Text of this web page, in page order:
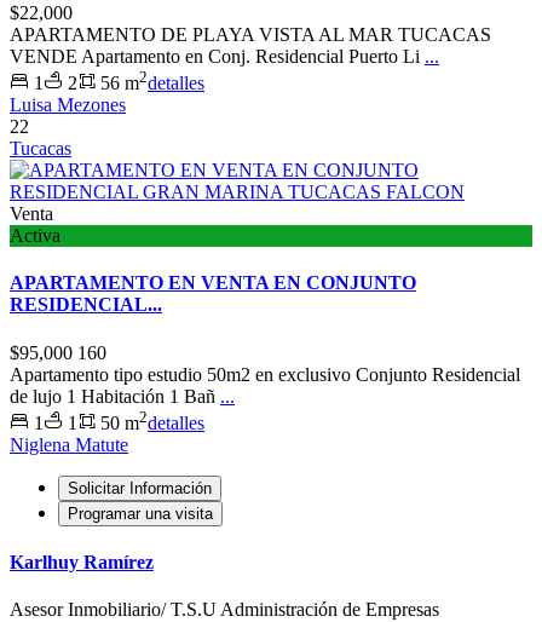
$22,000
APARTAMENTO DE PLAYA VISTA AL MAR TUCACAS
VENDE Apartamento en Conj. Residencial Puerto Li ...
1
2 56 m2detalles
Luisa Mezones
22
Tucacas
Venta
Activa
APARTAMENTO EN VENTA EN CONJUNTO
RESIDENCIAL...
$95,000 160
Apartamento tipo estudio 50m2 en exclusivo Conjunto Residencial
de lujo 1 Habitación 1 Bañ ...
1
1 50 m2detalles
Niglena Matute
Solicitar Información
Programar una visita
Karlhuy Ramírez
Asesor Inmobiliario/ T.S.U Administración de Empresas